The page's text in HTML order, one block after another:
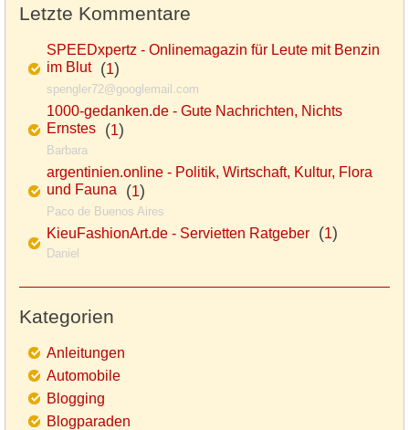
Letzte Kommentare
SPEEDxpertz - Onlinemagazin für Leute mit Benzin
im Blut(1)
spengler72@googlemail.com
1000-gedanken.de - Gute Nachrichten, Nichts
Ernstes (1)
Barbara
argentinien.online - Politik, Wirtschaft, Kultur, Flora
und Fauna (1)
Paco de Buenos Aires
KieuFashionArt.de - Servietten Ratgeber (1)
Daniel
Kategorien
Anleitungen
Automobile
Blogging
Blogparaden